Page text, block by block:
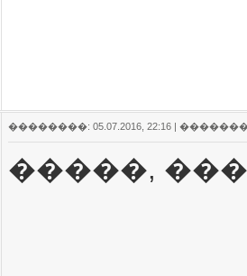
��������: 05.07.2016, 22:16 |
�����,